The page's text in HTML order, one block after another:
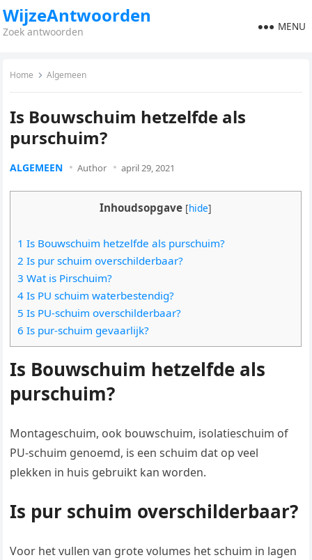
WijzeAntwoorden
Zoek antwoorden MENU
Home Algemeen
Is Bouwschuim hetzelfde als
purschuim?
ALGEMEEN Author april 29, 2021
Inhoudsopgave [hide]
1 Is Bouwschuim hetzelfde als purschuim?
2 Is pur schuim overschilderbaar?
3 Wat is Pirschuim?
4 Is PU schuim waterbestendig?
5 Is PU-schuim overschilderbaar?
6 Is pur-schuim gevaarlijk?
Is Bouwschuim hetzelfde als
purschuim?
Montageschuim, ook bouwschuim, isolatieschuim of
PU-schuim genoemd, is een schuim dat op veel
plekken in huis gebruikt kan worden.
Is pur schuim overschilderbaar?
Voor het vullen van grote volumes het schuim in lagen